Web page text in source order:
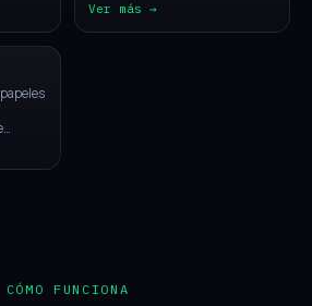
Ver más →
CÓMO FUNCIONA